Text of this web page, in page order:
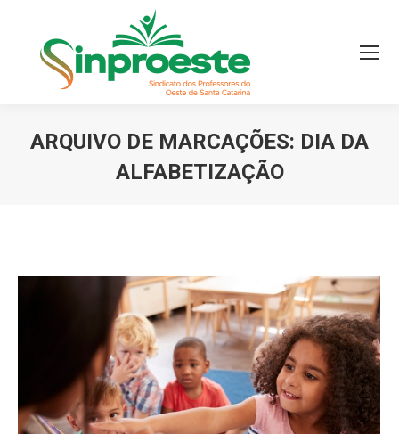
ARQUIVO DE MARCAÇÕES: DIA DA
ALFABETIZAÇÃO